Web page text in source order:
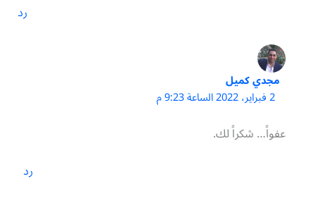
رد
مجدي كميل
2 فبراير، 2022 الساعة 9:23 م
عفواً… شكراً لك.
رد